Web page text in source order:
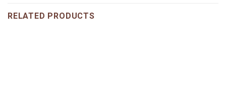
RELATED PRODUCTS